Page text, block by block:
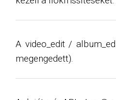
A video_edit /
megengedett).